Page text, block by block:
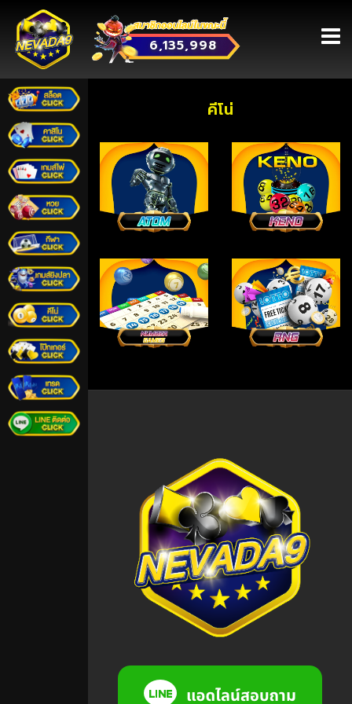
6,135,998
หน้าหลัก
เข้าสู่ระบบ
สมัครสมาชิก
โปรโมชั่น
กิจกรรม
ใบเซอร์
คีโน่